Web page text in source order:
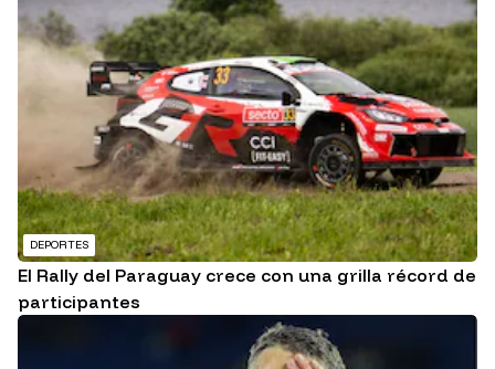
DEPORTES
El Rally del Paraguay crece con una grilla récord de
participantes